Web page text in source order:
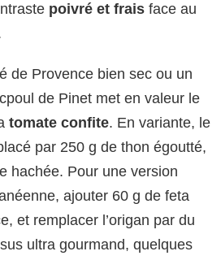
poivré et frais face au
de Provence bien sec ou un
de Pinet met en valeur le
tomate confite. En variante, le
par 250 g de thon égoutté,
hachée. Pour une version
ajouter 60 g de feta
et remplacer l’origan par du
ultra gourmand, quelques